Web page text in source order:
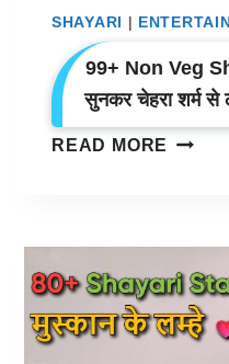
SHAYARI |
99+ Non Veg
सुनकर चेहरा शर्म
READ MORE 99+
ऐसी
शायरियाँ
जो
सुनकर
चेहरा